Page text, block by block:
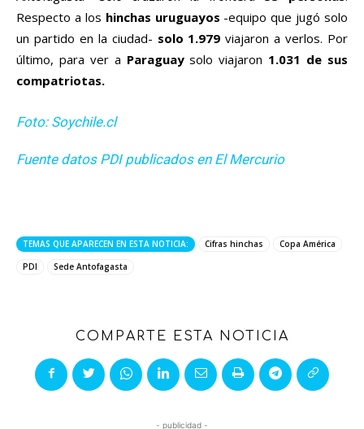
Respecto a los hinchas uruguayos -equipo que jugó solo
un partido en la ciudad- solo 1.979 viajaron a verlos. Por
último, para ver a Paraguaysolo viajaron 1.031 de sus
compatriotas.
Foto: Soychile.cl
Fuente datos PDI publicados en El Mercurio
TEMAS QUE APARECEN EN ESTA NOTICIA: Cifras hinchas
Copa América
PDI
Sede Antofagasta
COMPARTE ESTA NOTICIA
- publicidad -